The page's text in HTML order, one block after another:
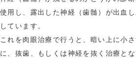
アクセス
TREATMENT
診療案内
歯周病
使用し、露出した神経（歯髄）が出血
しています。
これを肉眼治療で行うと、暗い上に小
に、抜歯、もしくは神経を抜く治療とな